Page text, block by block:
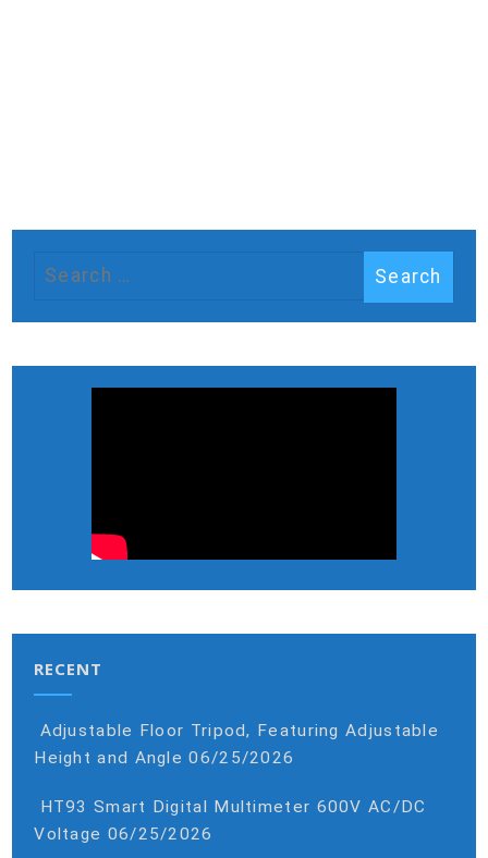
RECENT
Adjustable Floor Tripod, Featuring Adjustable
Height and Angle 06/25/2026
HT93 Smart Digital Multimeter 600V AC/DC
Voltage 06/25/2026